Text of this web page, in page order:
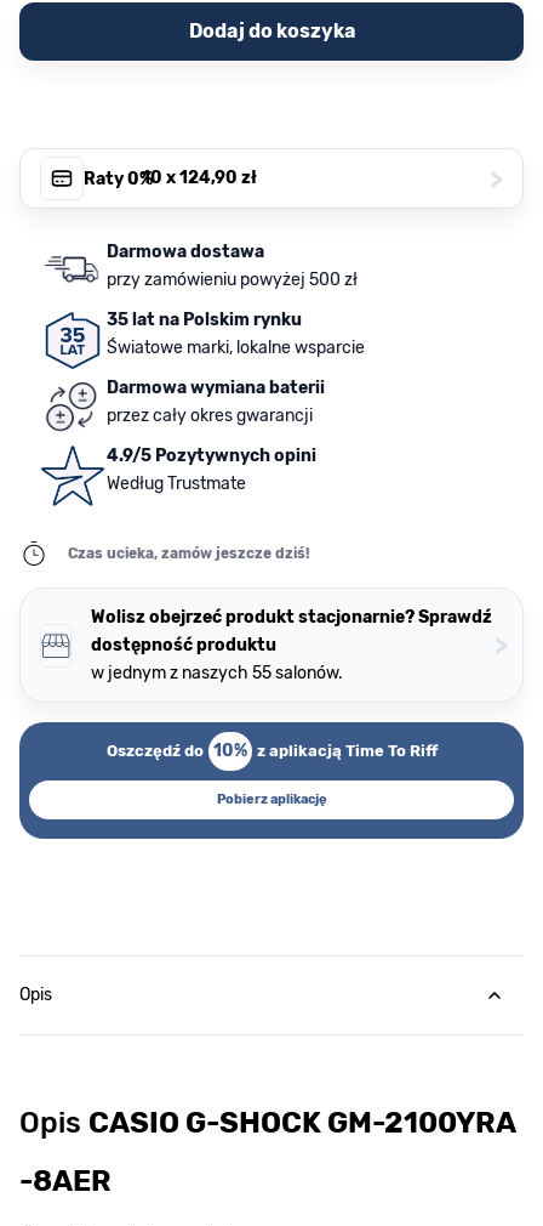
Dodaj do koszyka
Raty 0%, 10 x124,90 zł >
Darmowa dostawa
przy zamówieniu powyżej 500 zł
35 lat na Polskim rynku
Światowe marki, lokalne wsparcie
Darmowa wymiana baterii
przez cały okres gwarancji
4.9/5 Pozytywnych opini
Według Trustmate
Czas ucieka, zamów jeszcze dziś!
Wolisz obejrzeć produkt stacjonarnie? Sprawdź
dostępność produktu
w jednym z naszych 55 salonów.
>
Oszczędź do 10% z aplikacją Time To Riff
Pobierz aplikację
Opis
Opis CASIO G-SHOCK GM-2100YRA
-8AER